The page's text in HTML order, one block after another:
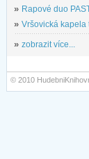
» Rapové duo
» Vršovická kapela
» zobrazit více...
© 2010